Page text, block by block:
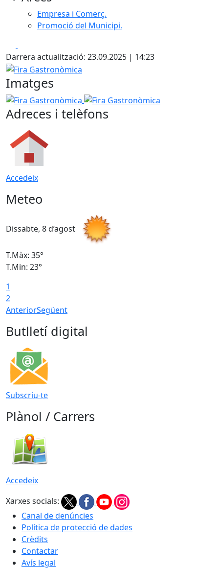
Empresa i Comerç.
Promoció del Municipi.
Darrera actualització: 23.09.2025 | 14:23
Fira Gastronòmica
Imatges
Fira Gastronòmica Fira Gastronòmica
Adreces i telèfons
Accedeix
Meteo
Dissabte, 8 d’agost
T.Màx: 35°
T.Min: 23°
1
2
AnteriorSegüent
Butlletí digital
Subscriu-te
Plànol / Carrers
Accedeix
Xarxes socials:
Canal de denúncies
Política de protecció de dades
Crèdits
Contactar
Avís legal